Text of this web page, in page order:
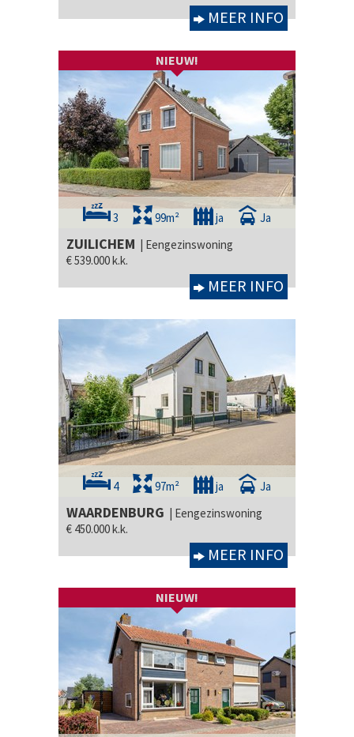
MEER INFO
NIEUW!
3 99m² ja Ja
ZUILICHEM | Eengezinswoning
€ 539.000 k.k.
MEER INFO
4 97m² ja Ja
WAARDENBURG | Eengezinswoning
€ 450.000 k.k.
MEER INFO
NIEUW!